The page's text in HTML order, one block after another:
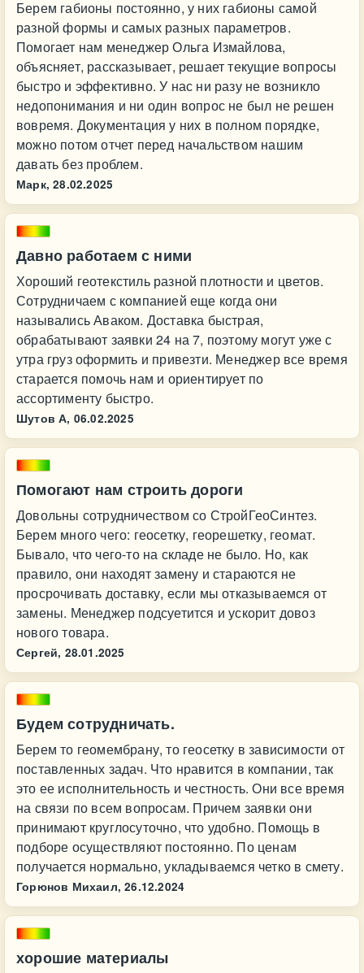
Берем габионы постоянно, у них габионы самой
разной формы и самых разных параметров.
Помогает нам менеджер Ольга Измайлова,
объясняет, рассказывает, решает текущие вопросы
быстро и эффективно. У нас ни разу не возникло
недопонимания и ни один вопрос не был не решен
вовремя. Документация у них в полном порядке,
можно потом отчет перед начальством нашим
давать без проблем.
Марк, 28.02.2025
Давно работаем с ними
Хороший геотекстиль разной плотности и цветов.
Сотрудничаем с компанией еще когда они
назывались Аваком. Доставка быстрая,
обрабатывают заявки 24 на 7, поэтому могут уже с
утра груз оформить и привезти. Менеджер все время
старается помочь нам и ориентирует по
ассортименту быстро.
Шутов А, 06.02.2025
Помогают нам строить дороги
Довольны сотрудничеством со СтройГеоСинтез.
Берем много чего: геосетку, георешетку, геомат.
Бывало, что чего-то на складе не было. Но, как
правило, они находят замену и стараются не
просрочивать доставку, если мы отказываемся от
замены. Менеджер подсуетится и ускорит довоз
нового товара.
Сергей, 28.01.2025
Будем сотрудничать.
Берем то геомембрану, то геосетку в зависимости от
поставленных задач. Что нравится в компании, так
это ее исполнительность и честность. Они все время
на связи по всем вопросам. Причем заявки они
принимают круглосуточно, что удобно. Помощь в
подборе осуществляют постоянно. По ценам
получается нормально, укладываемся четко в смету.
Горюнов Михаил, 26.12.2024
хорошие материалы